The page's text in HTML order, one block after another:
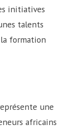
initiatives
talents
formation
une
africains